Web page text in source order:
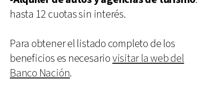
hasta 12 cuotas sin interés.
Para obtener el listado completo de los
beneficios es necesariovisitar la web del
Banco Nación.